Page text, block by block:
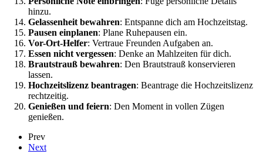
hinzu.
Gelassenheit bewahren: Entspanne dich am Hochzeitstag.
Pausen einplanen: Plane Ruhepausen ein.
Vor-Ort-Helfer: Vertraue Freunden Aufgaben an.
Essen nicht vergessen: Denke an Mahlzeiten für dich.
Brautstrauß bewahren: Den Brautstrauß konservieren
lassen.
Hochzeitslizenz beantragen: Beantrage die Hochzeitslizenz
rechtzeitig.
Genießen und feiern: Den Moment in vollen Zügen
genießen.
Prev
Next